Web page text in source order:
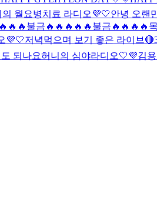
의 월요병치료 라디오💜🤍안녕 오랜
불금🔥🔥🔥🔥🔥 불금🔥🔥🔥🔥
💜🤍저녁먹으며 보기 좋은 라이브🔴
되나요허니의 심야라디오🤍💜김